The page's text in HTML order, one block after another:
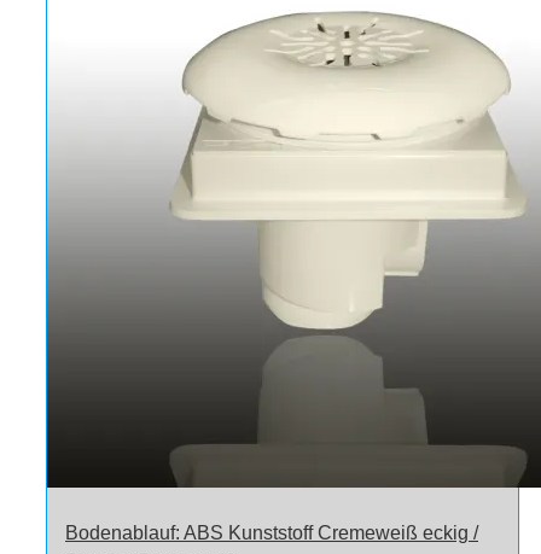
Bodenablauf: ABS Kunststoff Cremeweiß eckig /